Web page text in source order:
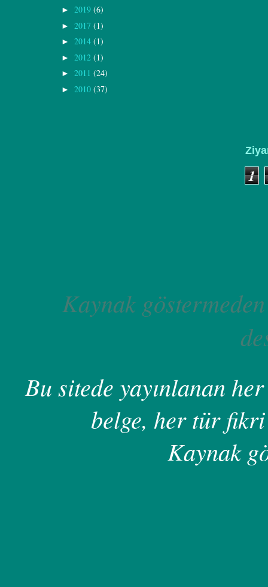
► 2019 (6)
► 2017 (1)
► 2014 (1)
► 2012 (1)
► 2011 (24)
► 2010 (37)
1
Kaynak
Bu sitede yayınlanan
belge, her tür
Kaynak